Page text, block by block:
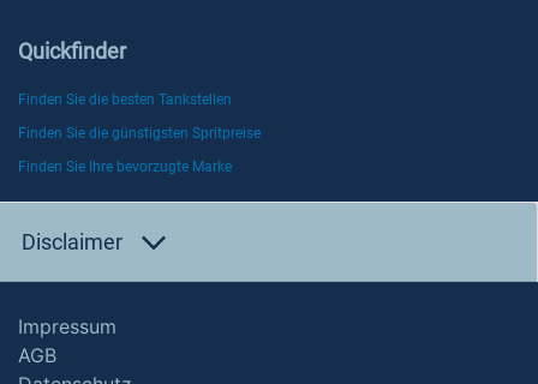
Quickfinder
Finden Sie die besten Tankstellen
Finden Sie die günstigsten Spritpreise
Finden Sie Ihre bevorzugte Marke
Disclaimer
Impressum
AGB